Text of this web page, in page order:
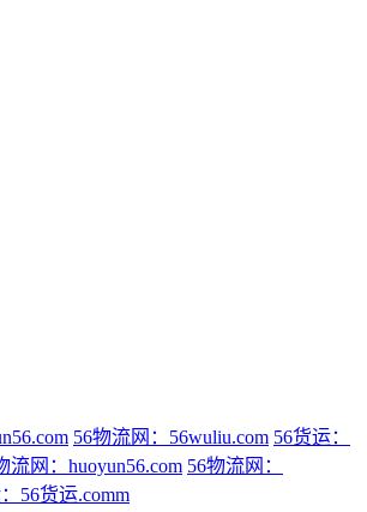
56物流网：56wuliu.com 56货运：
流网：huoyun56.com 56物流网：
56货运.comm